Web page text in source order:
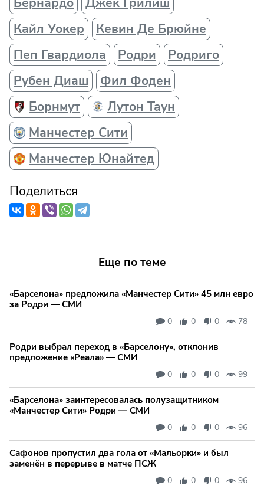
Кайл Уокер
Кевин Де Брюйне
Пеп Гвардиола
Родри
Родриго
Рубен Диаш
Фил Фоден
Борнмут
Лутон Таун
Манчестер Сити
Манчестер Юнайтед
Поделиться
Еще по теме
«Барселона» предложила «Манчестер Сити» 45 млн евро
за Родри — СМИ
0 0 0 78
Родри выбрал переход в «Барселону», отклонив
предложение «Реала» — СМИ
0 0 0 99
«Барселона» заинтересовалась полузащитником
«Манчестер Сити» Родри — СМИ
0 0 0 96
Сафонов пропустил два гола от «Мальорки» и был
заменён в перерыве в матче ПСЖ
0 0 0 96